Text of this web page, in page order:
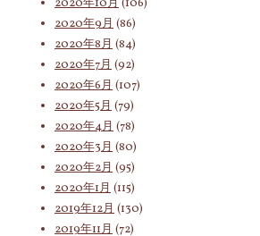
2020年9月 (86)
2020年8月 (84)
2020年7月 (92)
2020年6月 (107)
2020年5月 (79)
2020年4月 (78)
2020年3月 (80)
2020年2月 (95)
2020年1月 (115)
2019年12月 (130)
2019年11月 (72)